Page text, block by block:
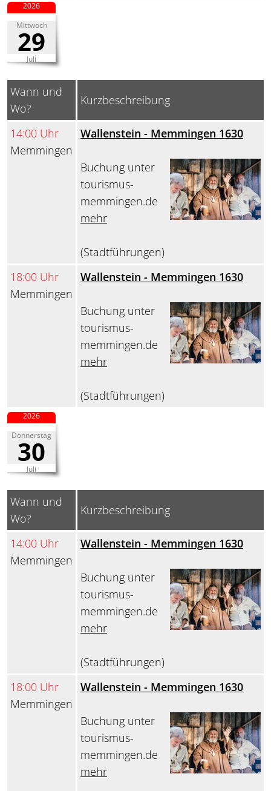
Mittwoch
29
Juli
2026
Wann und
Wo?
Kurzbeschreibung
14:00 Uhr
Memmingen
Wallenstein - Memmingen 1630
Buchung unter
tourismus-
memmingen.de
mehr
(Stadtführungen)
18:00 Uhr
Memmingen
Wallenstein - Memmingen 1630
Buchung unter
tourismus-
memmingen.de
mehr
(Stadtführungen)
Donnerstag
30
Juli
2026
Wann und
Wo?
Kurzbeschreibung
14:00 Uhr
Memmingen
Wallenstein - Memmingen 1630
Buchung unter
tourismus-
memmingen.de
mehr
(Stadtführungen)
18:00 Uhr
Memmingen
Wallenstein - Memmingen 1630
Buchung unter
tourismus-
memmingen.de
mehr